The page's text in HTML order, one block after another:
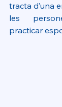
tracta d’una
les
practicar